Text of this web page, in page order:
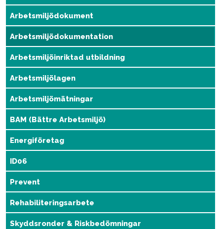
Arbetsmiljödokument
Arbetsmiljödokumentation
Arbetsmiljöinriktad utbildning
Arbetsmiljölagen
Arbetsmiljömätningar
BAM (Bättre Arbetsmiljö)
Energiföretag
ID06
Prevent
Rehabiliteringsarbete
Skyddsronder & Riskbedömningar